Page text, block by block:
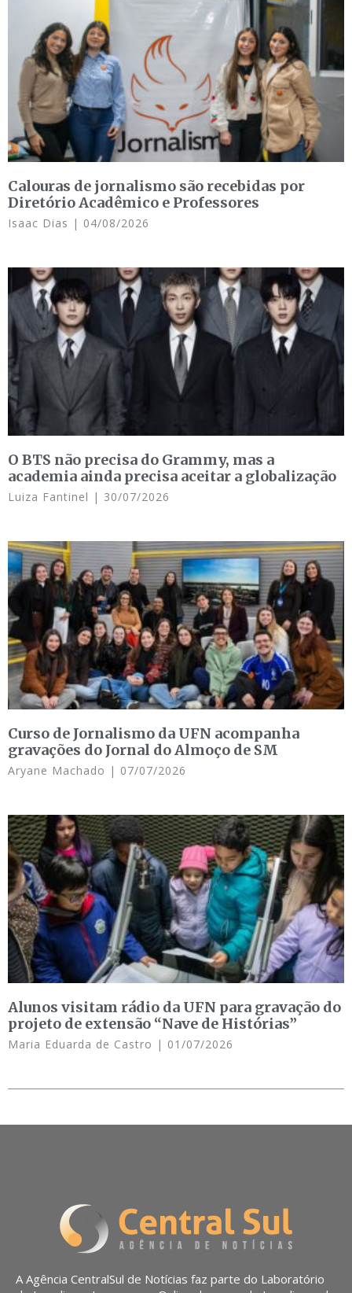
Calouras de jornalismo são recebidas por
Diretório Acadêmico e Professores
Isaac Dias 04/08/2026
O BTS não precisa do Grammy, mas a
academia ainda precisa aceitar a globalização
Luiza Fantinel 30/07/2026
Curso de Jornalismo da UFN acompanha
gravações do Jornal do Almoço de SM
Aryane Machado 07/07/2026
Alunos visitam rádio da UFN para gravação do
projeto de extensão “Nave de Histórias”
Maria Eduarda de Castro 01/07/2026
A Agência CentralSul de Notícias faz parte do Laboratório